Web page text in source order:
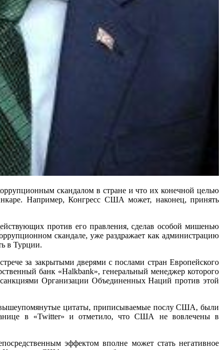
скандалом в стране и что их конечной целью
Например, Конгресс США может, наконец, принять
против его правления, сделав особой мишенью
скандале, уже раздражает как администрацию
в Турции.
за закрытыми дверями с послами стран Европейского
банк «Halkbank», генеральный менеджер которого
Организации Объединенных Наций против этой
вышеупомянутые цитаты, приписываемые послу США, были
в «Twitter» и отметило, что США не вовлечены в
эффектом вполне может стать негативное